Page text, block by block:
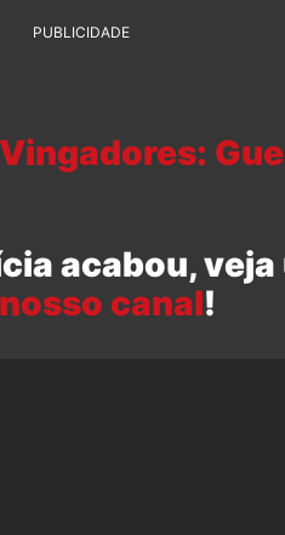
PUBLICIDADE
Vingadores:
acabou, veja
nosso canal!